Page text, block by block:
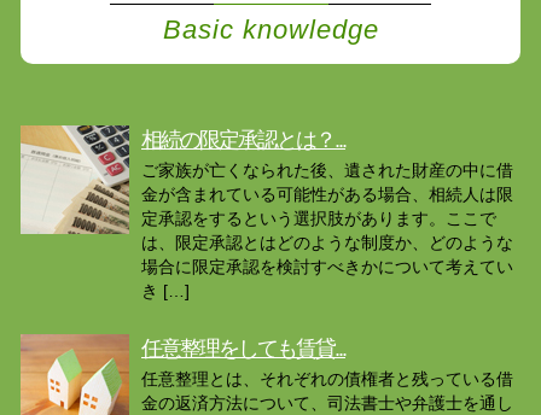
Basic knowledge
相続の限定承認とは？...
ご家族が亡くなられた後、遺された財産の中に借
金が含まれている可能性がある場合、相続人は限
定承認をするという選択肢があります。ここで
は、限定承認とはどのような制度か、どのような
場合に限定承認を検討すべきかについて考えてい
き […]
任意整理をしても賃貸...
任意整理とは、それぞれの債権者と残っている借
金の返済方法について、司法書士や弁護士を通し